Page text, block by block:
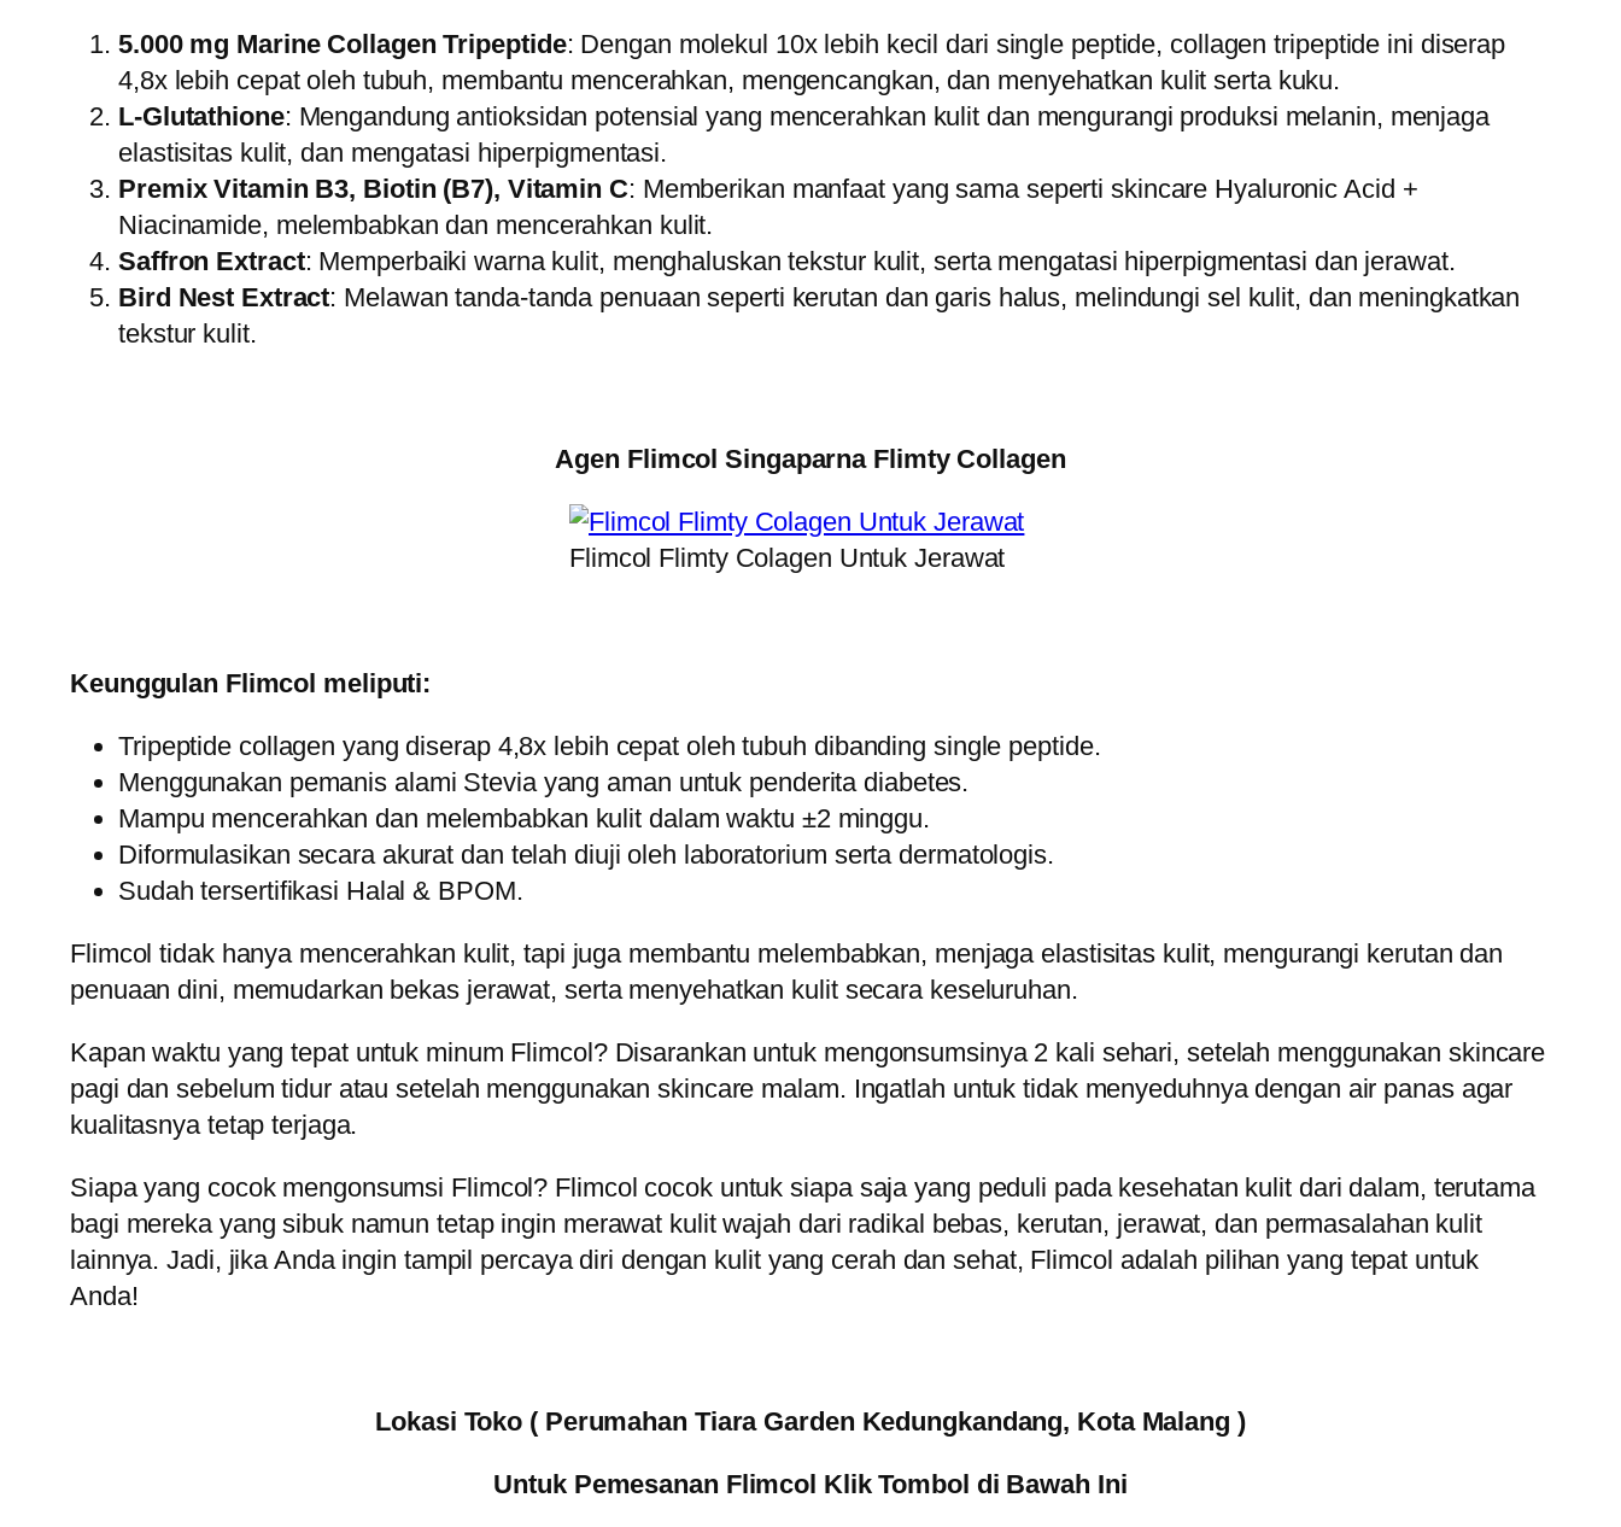
5.000 mg Marine Collagen Tripeptide: Dengan molekul 10x lebih kecil dari single peptide, collagen tripeptide ini diserap
4,8x lebih cepat oleh tubuh, membantu mencerahkan, mengencangkan, dan menyehatkan kulit serta kuku.
L-Glutathione: Mengandung antioksidan potensial yang mencerahkan kulit dan mengurangi produksi melanin, menjaga
elastisitas kulit, dan mengatasi hiperpigmentasi.
Premix Vitamin B3, Biotin (B7), Vitamin C: Memberikan manfaat yang sama seperti skincare Hyaluronic Acid +
Niacinamide, melembabkan dan mencerahkan kulit.
Saffron Extract: Memperbaiki warna kulit, menghaluskan tekstur kulit, serta mengatasi hiperpigmentasi dan jerawat.
Bird Nest Extract: Melawan tanda-tanda penuaan seperti kerutan dan garis halus, melindungi sel kulit, dan meningkatkan
tekstur kulit.
Agen Flimcol Singaparna Flimty Collagen
Flimcol Flimty Colagen Untuk Jerawat
Keunggulan Flimcol meliputi:
Tripeptide collagen yang diserap 4,8x lebih cepat oleh tubuh dibanding single peptide.
Menggunakan pemanis alami Stevia yang aman untuk penderita diabetes.
Mampu mencerahkan dan melembabkan kulit dalam waktu ±2 minggu.
Diformulasikan secara akurat dan telah diuji oleh laboratorium serta dermatologis.
Sudah tersertifikasi Halal & BPOM.
Flimcol tidak hanya mencerahkan kulit, tapi juga membantu melembabkan, menjaga elastisitas kulit, mengurangi kerutan dan
penuaan dini, memudarkan bekas jerawat, serta menyehatkan kulit secara keseluruhan.
Kapan waktu yang tepat untuk minum Flimcol? Disarankan untuk mengonsumsinya 2 kali sehari, setelah menggunakan skincare
pagi dan sebelum tidur atau setelah menggunakan skincare malam. Ingatlah untuk tidak menyeduhnya dengan air panas agar
kualitasnya tetap terjaga.
Siapa yang cocok mengonsumsi Flimcol? Flimcol cocok untuk siapa saja yang peduli pada kesehatan kulit dari dalam, terutama
bagi mereka yang sibuk namun tetap ingin merawat kulit wajah dari radikal bebas, kerutan, jerawat, dan permasalahan kulit
lainnya. Jadi, jika Anda ingin tampil percaya diri dengan kulit yang cerah dan sehat, Flimcol adalah pilihan yang tepat untuk
Anda!
Lokasi Toko ( Perumahan Tiara Garden Kedungkandang, Kota Malang )
Untuk Pemesanan Flimcol Klik Tombol di Bawah Ini